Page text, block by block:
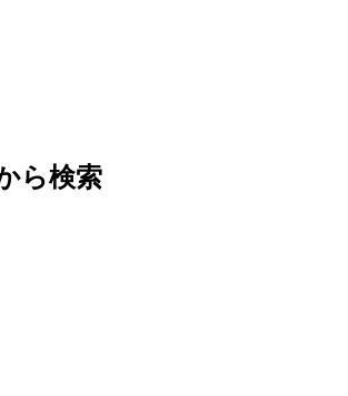
ら検索